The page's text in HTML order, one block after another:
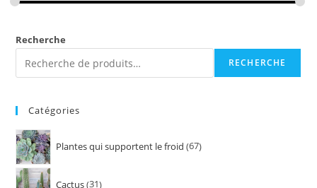
Recherche
RECHERCHE
Catégories
Plantes qui supportent le froid 67
Cactus 31